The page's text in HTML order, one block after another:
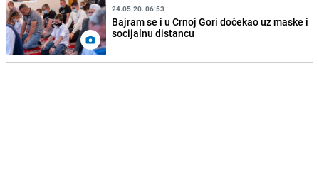
24.05.20. 06:53
Bajram se i u Crnoj Gori dočekao uz maske i
socijalnu distancu